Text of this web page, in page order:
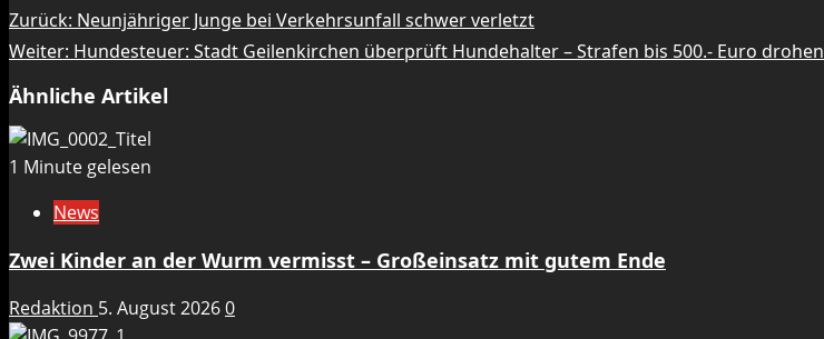
Beitragsnavigation
Zurück: Neunjähriger Junge bei Verkehrsunfall schwer verletzt
Weiter: Hundesteuer: Stadt Geilenkirchen überprüft Hundehalter – Strafen bis 500.- Euro drohen
Ähnliche Artikel
1 Minute gelesen
News
Zwei Kinder an der Wurm vermisst – Großeinsatz mit gutem Ende
Redaktion 5. August 20260